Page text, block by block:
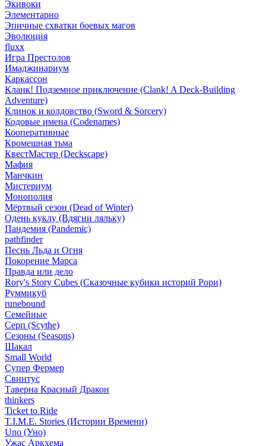
Экивоки
Элементарно
Эпичные схватки боевых магов
Эволюция
fluxx
Игра Престолов
Имаджинариум
Каркассон
Кланк! Подземное приключение (Clank! A Deck-Building
Adventure)
Клинок и колдовство (Sword & Sorcery)
Кодовые имена (Codenames)
Кооперативные
Кромешная тьма
КвестМастер (Deckscape)
Мафия
Манчкин
Мистериум
Монополия
Мёртвый сезон (Dead of Winter)
Одень куклу (Вдягни ляльку)
Пандемия (Pandemic)
pathfinder
Песнь Льда и Огня
Покорение Марса
Правда или дело
Rory's Story Cubes (Сказочные кубики историй Рори)
Руммикуб
runebound
Семейные
Серп (Scythe)
Сезоны (Seasons)
Шакал
Small World
Супер Фермер
Свинтус
Таверна Красный Дракон
thinkers
Ticket to Ride
T.I.M.E. Stories (Истории Времени)
Uno (Уно)
Ужас Аркхема